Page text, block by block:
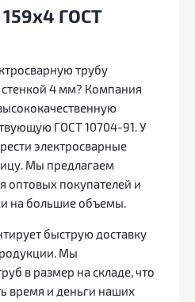
ГОСТ
трубу
4 мм? Компания
ГОСТ 10704-91. У
электросварные
Мы предлагаем
оптовых покупателей и
на большие объемы.
быструю доставку
Мы
в размер на складе, что
время и деньги наших